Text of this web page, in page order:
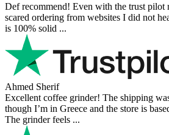
Def recommend! Even with the trust pilot
scared ordering from websites I did not
is 100% solid ...
Ahmed Sherif
Excellent coffee grinder! The shipping
though I’m in Greece and the store is
The grinder feels ...